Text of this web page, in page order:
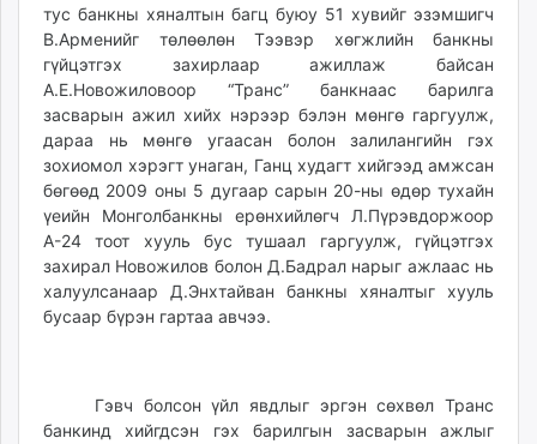
тус банкны хяналтын багц буюу 51 хувийг эзэмшигч
В.Арменийг төлөөлөн Тээвэр хөгжлийн банкны
гүйцэтгэх захирлаар ажиллаж байсан
А.Е.Новожиловоор “Транс” банкнаас барилга
засварын ажил хийх нэрээр бэлэн мөнгө гаргуулж,
дараа нь мөнгө угаасан болон залилангийн гэх
зохиомол хэрэгт унаган, Ганц худагт хийгээд амжсан
бөгөөд 2009 оны 5 дугаар сарын 20-ны өдөр тухайн
үеийн Монголбанкны ерөнхийлөгч Л.Пүрэвдоржоор
А-24 тоот хууль бус тушаал гаргуулж, гүйцэтгэх
захирал Новожилов болон Д.Бадрал нарыг ажлаас нь
халуулсанаар Д.Энхтайван банкны хяналтыг хууль
бусаар бүрэн гартаа авчээ.
Гэвч болсон үйл явдлыг эргэн сөхвөл Транс
банкинд хийгдсэн гэх барилгын засварын ажлыг